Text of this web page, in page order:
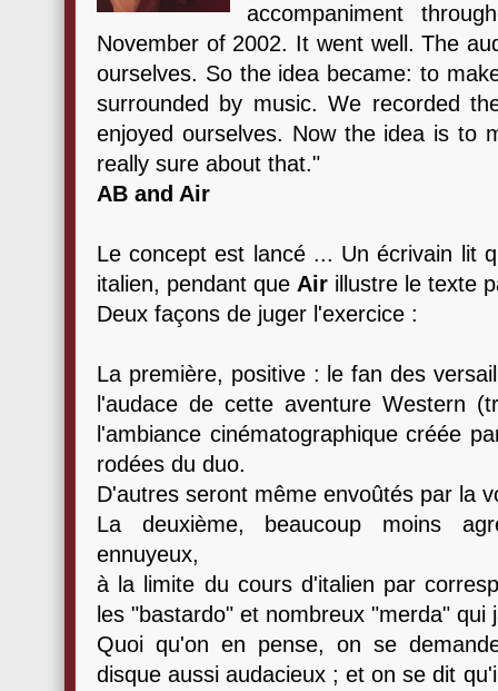
accompaniment
November of 2002. It went well. The
ourselves. So the idea became: to
surrounded by music. We recorded
enjoyed ourselves. Now the idea is to
really sure about that."
AB and Air
Le concept est lancé ... Un écrivain lit
italien, pendant que Air illustre le texte
Deux façons de juger l'exercice :
La première, positive : le fan des
l'audace de cette aventure Western
l'ambiance cinématographique créée
rodées du duo.
D'autres seront même envoûtés par la
La deuxième, beaucoup moins
ennuyeux,
à la limite du cours d'italien par
les "bastardo" et nombreux "merda" qui
Quoi qu'on en pense, on se
disque aussi audacieux ; et on se dit